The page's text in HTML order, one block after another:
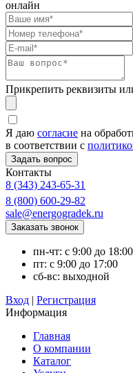
онлайн
Прикрепить реквизиты
Я даю согласие на
в соответствии с
Контакты
8 (343) 243-65-31
8 (800) 600-29-82
sale@energogradek.ru
пн-чт: с 9:00 до 18:00
пт: с 9:00 до 17:00
сб-вс: выходной
Вход | Регистрация
Информация
Главная
О компании
Каталог